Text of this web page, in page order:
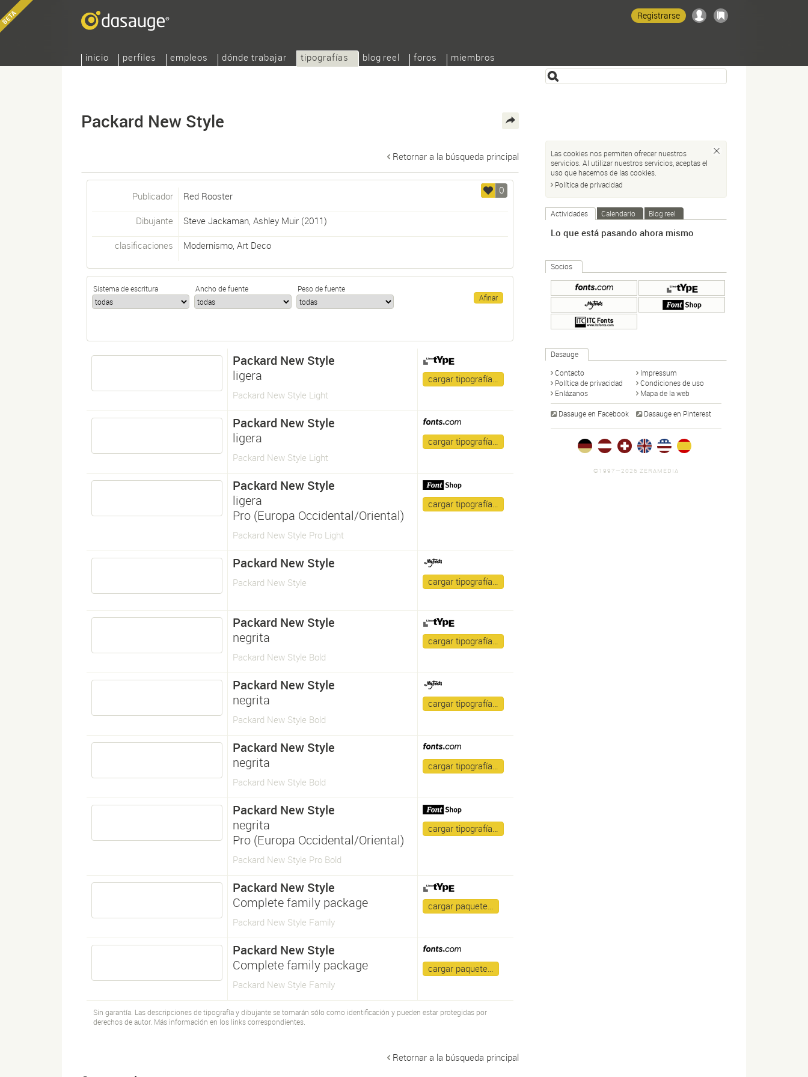
inicio perfiles empleos dónde trabajar tipografías blog reel foros miembros
Registrarse
Packard New Style
Retornar a la búsqueda principal
0
Publicador Red Rooster
Dibujante Steve Jackaman, Ashley Muir(2011)
clasificaciones Modernismo, Art Deco
Sistema de escritura Ancho de fuente Peso de fuente
Packard New Style
ligera
Packard New Style Light
cargar tipografía…
Packard New Style
ligera
Packard New Style Light
cargar tipografía…
Packard New Style
ligera
Pro (Europa Occidental/Oriental)
Packard New Style Pro Light
cargar tipografía…
Packard New Style
Packard New Style cargar tipografía…
Packard New Style
negrita
Packard New Style Bold
cargar tipografía…
Packard New Style
negrita
Packard New Style Bold
cargar tipografía…
Packard New Style
negrita
Packard New Style Bold
cargar tipografía…
Packard New Style
negrita
Pro (Europa Occidental/Oriental)
Packard New Style Pro Bold
cargar tipografía…
Packard New Style
Complete family package
Packard New Style Family
cargar paquete…
Packard New Style
Complete family package
Packard New Style Family
cargar paquete…
Sin garantía. Las descripciones de tipografía y dibujante se tomarán sólo como identificación y pueden estar protegidas por
derechos de autor. Más información en los links correspondientes.
Retornar a la búsqueda principal
Las cookies nos permiten ofrecer nuestros
servicios. Al utilizar nuestros servicios, aceptas el
uso que hacemos de las cookies.
Política de privacidad
Actividades Calendario Blog reel
Lo que está pasando ahora mismo
Socios
Dasauge
Contacto
Impressum
Política de privacidad
Condiciones de uso
Enlázanos
Mapa de la web
Dasauge en Facebook Dasauge en Pinterest
©1997—2026 ZERAMEDIA